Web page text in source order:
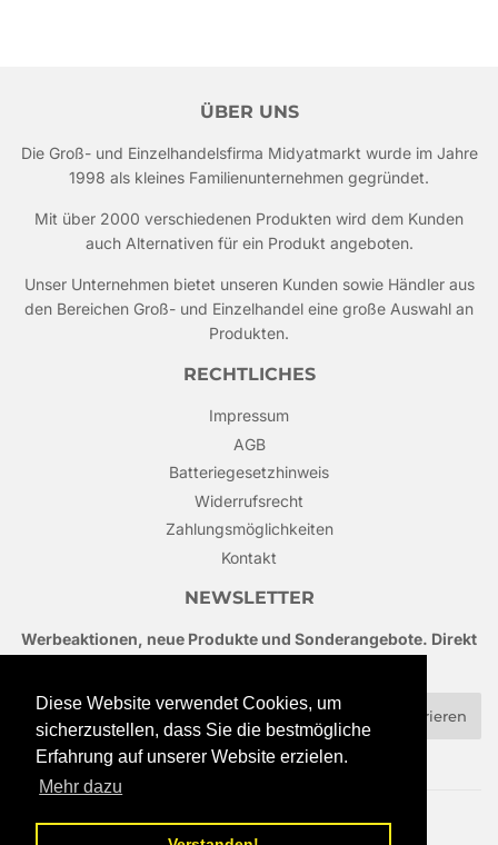
Diese Website verwendet Cookies, um
sicherzustellen, dass Sie die bestmögliche
Erfahrung auf unserer Website erzielen.
Mehr dazu
ÜBER UNS
Die Groß- und Einzelhandelsfirma Midyatmarkt wurde im Jahre
1998 als kleines Familienunternehmen gegründet.
Mit über 2000 verschiedenen Produkten wird dem Kunden
auch Alternativen für ein Produkt angeboten.
Unser Unternehmen bietet unseren Kunden sowie Händler aus
den Bereichen Groß- und Einzelhandel eine große Auswahl an
Produkten.
RECHTLICHES
Impressum
AGB
Batteriegesetzhinweis
Widerrufsrecht
Zahlungsmöglichkeiten
Kontakt
NEWSLETTER
Werbeaktionen, neue Produkte und Sonderangebote. Direkt
Mail
Registrieren
FacebookInstagram